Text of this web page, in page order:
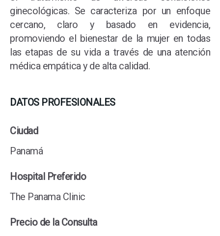
ginecológicas. Se caracteriza por un enfoque
cercano, claro y basado en evidencia,
promoviendo el bienestar de la mujer en todas
las etapas de su vida a través de una atención
médica empática y de alta calidad.
DATOS PROFESIONALES
Ciudad
Panamá
Hospital Preferido
The Panama Clinic
Precio de la Consulta